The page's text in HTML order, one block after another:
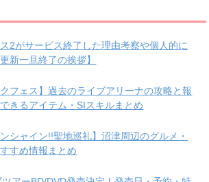
ス2がサービス終了した理由考察や個人的に
新一旦終了の挨拶】
クフェス】過去のライブアリーナの攻略と報
きるアイテム・SIスキルまとめ
シャイン!!聖地巡礼】沼津周辺のグルメ・
すめ情報まとめ